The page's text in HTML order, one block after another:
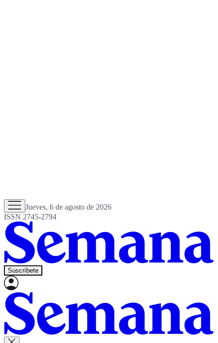
Jueves, 6 de agosto de 2026
ISSN 2745-2794
Suscríbete